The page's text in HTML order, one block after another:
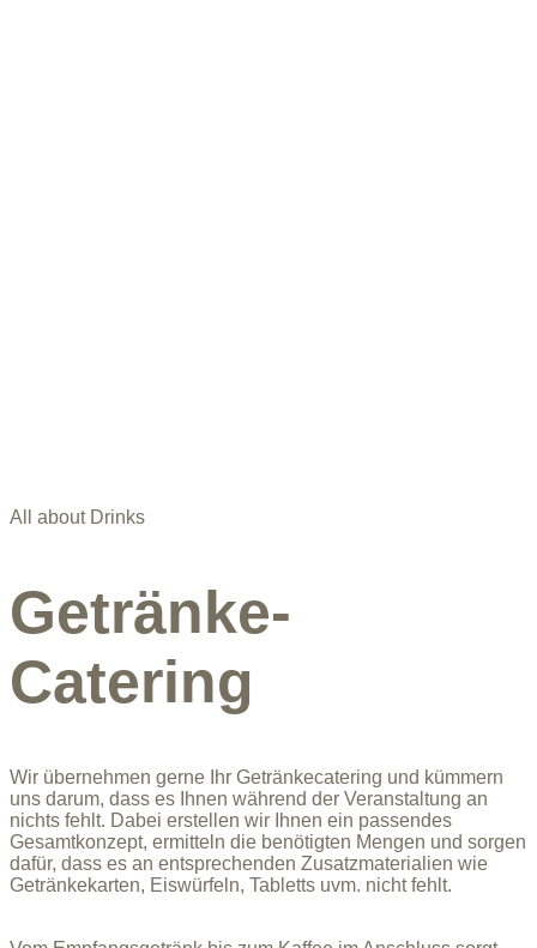
All about Drinks
Getränke-
Catering
Wir übernehmen gerne Ihr Getränkecatering und kümmern
uns darum, dass es Ihnen während der Veranstaltung an
nichts fehlt. Dabei erstellen wir Ihnen ein passendes
Gesamtkonzept, ermitteln die benötigten Mengen und sorgen
dafür, dass es an entsprechenden Zusatzmaterialien wie
Getränkekarten, Eiswürfeln, Tabletts uvm. nicht fehlt.